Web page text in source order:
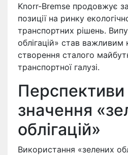
Knorr-Bremse продовжує
позиції на ринку
транспортних рішень.
облігацій» став
створення сталого
транспортної галузі.
Перспективи
значення
облігацій»
Використання «зелених